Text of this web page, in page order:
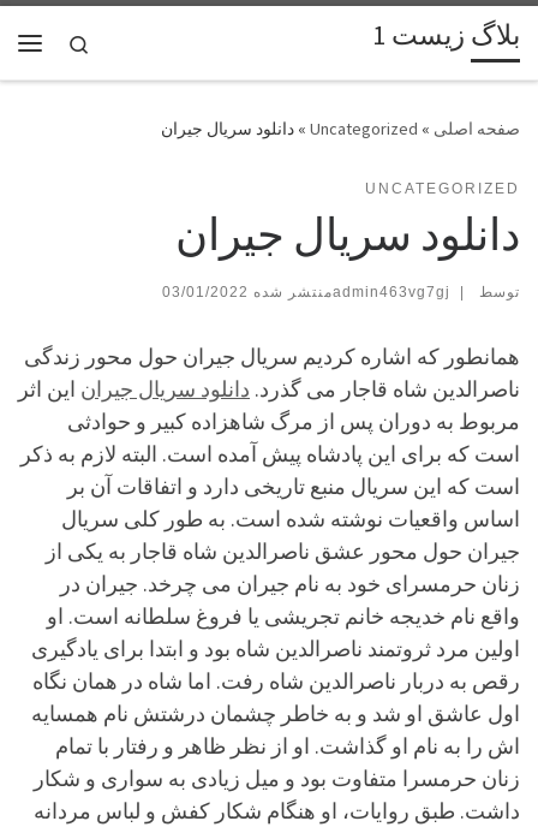
پرش به محتوا بلاگ زیست 1
Search
»
Uncategorized
» دانلود سریال جیران
UNCATEGORIZED
دانلود سریال جیران
توسط admin463vg7gj |
03/01/2022
همانطور که اشاره کردیم سریال جیران حول محور زندگی
ناصرالدین شاه قاجار می گذرد. دانلود سریال جیران این اثر
مربوط به دوران پس از مرگ شاهزاده کبیر و حوادثی
است که برای این پادشاه پیش آمده است. البته لازم به ذکر
است که این سریال منبع تاریخی دارد و اتفاقات آن بر
اساس واقعیات نوشته شده است. به طور کلی سریال
جیران حول محور عشق ناصرالدین شاه قاجار به یکی از
زنان حرمسرای خود به نام جیران می چرخد. جیران در
واقع نام خدیجه خانم تجریشی یا فروغ سلطانه است. او
اولین مرد ثروتمند ناصرالدین شاه بود و ابتدا برای یادگیری
رقص به دربار ناصرالدین شاه رفت. اما شاه در همان نگاه
اول عاشق او شد و به خاطر چشمان درشتش نام همسایه
اش را به نام او گذاشت. او از نظر ظاهر و رفتار با تمام
زنان حرمسرا متفاوت بود و میل زیادی به سواری و شکار
داشت. طبق روایات، او هنگام شکار کفش و لباس مردانه